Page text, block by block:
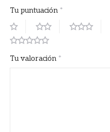
Tu puntuación *
Tu valoración *